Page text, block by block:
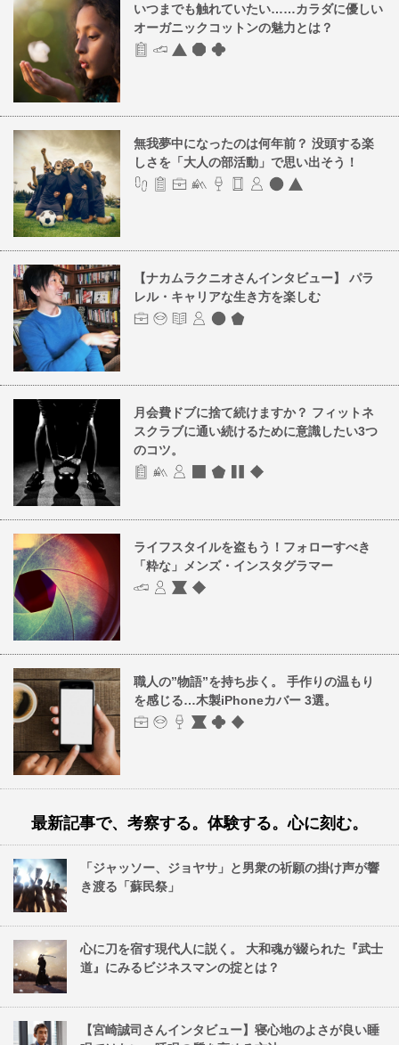
いつまでも触れていたい……カラダに優しい
オーガニックコットンの魅力とは？
無我夢中になったのは何年前？ 没頭する楽
しさを「大人の部活動」で思い出そう！
【ナカムラクニオさんインタビュー】 パラ
レル・キャリアな生き方を楽しむ
月会費ドブに捨て続けますか？ フィットネ
スクラブに通い続けるために意識したい3つ
のコツ。
ライフスタイルを盗もう！フォローすべき
「粋な」メンズ・インスタグラマー
職人の”物語”を持ち歩く。 手作りの温もり
を感じる…木製iPhoneカバー 3選。
最新記事で、考察する。体験する。心に刻む。
「ジャッソー、ジョヤサ」と男衆の祈願の掛け声が響
き渡る「蘇民祭」
心に刀を宿す現代人に説く。 大和魂が綴られた『武士
道』にみるビジネスマンの掟とは？
【宮崎誠司さんインタビュー】寝心地のよさが良い睡